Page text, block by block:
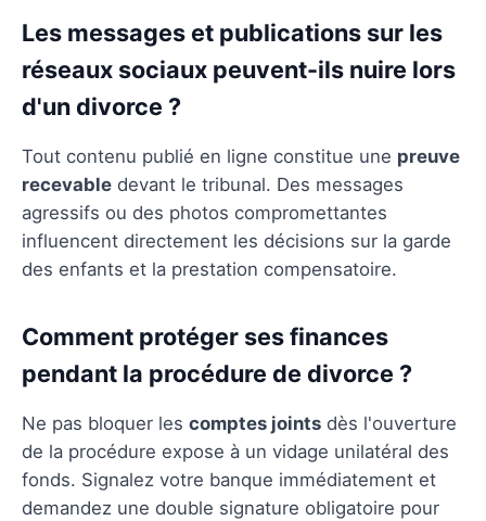
Les messages et publications sur les
réseaux sociaux peuvent-ils nuire lors
d'un divorce ?
Tout contenu publié en ligne constitue une preuve
recevable devant le tribunal. Des messages
agressifs ou des photos compromettantes
influencent directement les décisions sur la garde
des enfants et la prestation compensatoire.
Comment protéger ses finances
pendant la procédure de divorce ?
Ne pas bloquer les comptes joints dès l'ouverture
de la procédure expose à un vidage unilatéral des
fonds. Signalez votre banque immédiatement et
demandez une double signature obligatoire pour